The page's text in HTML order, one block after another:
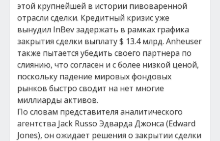
этой крупнейшей в истории пивоваренной
отрасли сделки. Кредитный кризис уже
вынудил InBev задержать в рамках графика
закрытия сделки выплату $ 13.4 млрд. Anheuser
также пытается убедить своего партнера по
слиянию, что согласен и с более низкой ценой,
поскольку падение мировых фондовых
рынков быстро сводит на нет многие
миллиарды активов.
По словам представителя аналитического
агентства Jack Russo Эдварда Джонса (Edward
Jones), он ожидает решения о закрытии сделки